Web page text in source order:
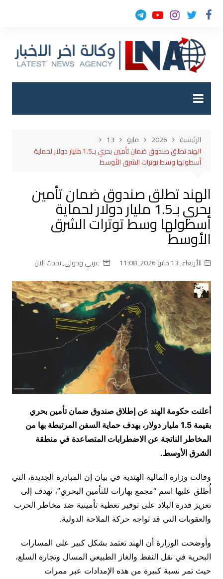
التجاوز
الرئيسية 2026 مايو
13
الهند تطلق صندوق ضمان تأمين بحري بـ1.5 مليار دولار لحماية
أسطولها وسط توترات الشرق الأوسط
الهند تطلق صندوق ضمان تأمين
بحري بـ1.5 مليار دولار لحماية
أسطولها وسط توترات الشرق
الأوسط
الأربعاء, 13 مايو 2026, 11:08 عربي ودولي,يحدث الان
أعلنت حكومة الهند عن إطلاق صندوق ضمان تأمين بحري
بقيمة 1.5 مليار دولار، بهدف حماية السفن المرتبطة بها من
المخاطر الناتجة عن الاضطرابات المتصاعدة في منطقة
الشرق الأوسط.
وقالت وزارة المالية الهندية في بيان إن المبادرة الجديدة، التي
أُطلق عليها اسم “مجمع بهارات للتأمين البحري”، تهدف إلى
تعزيز قدرة البلاد على توفير تغطية تأمينية ضد مخاطر الحرب
والعقوبات التي قد تواجه حركة الملاحة الدولية.
وأوضحت الوزارة أن الهند تعتمد بشكل كبير على المسارات
البحرية في نقل النفط والغاز الطبيعي المسال وتجارة السلع،
حيث تمر نسبة كبيرة من هذه الإمدادات عبر ممرات